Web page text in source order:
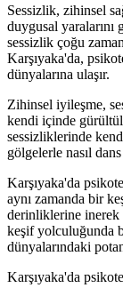
Sessizlik, zihinsel
duygusal yaralarını
sessizlik çoğu
Karşıyaka'da,
dünyalarına ulaşır.
Zihinsel iyileşme,
kendi içinde
sessizliklerinde
gölgelerle nasıl
Karşıyaka'da
aynı zamanda bir
derinliklerine inerek
keşif yolculuğunda
dünyalarındaki
Karşıyaka'da